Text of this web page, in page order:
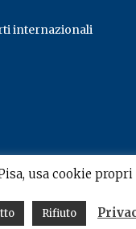
internazionali
usa cookie
Rifiuto